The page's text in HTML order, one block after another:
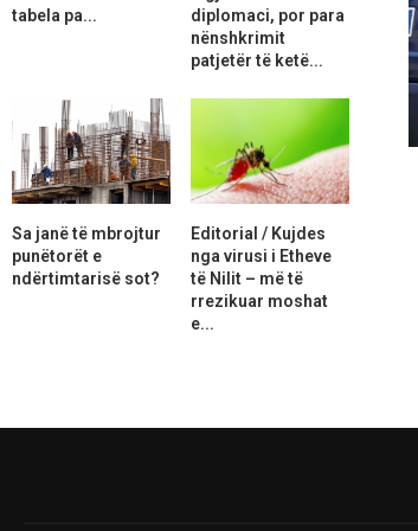
tabela pa...
diplomaci, por para
nënshkrimit
patjetër të ketë...
Sa janë të mbrojtur
punëtorët e
ndërtimtarisë sot?
Editorial / Kujdes
nga virusi i Etheve
të Nilit – më të
rrezikuar moshat
e...